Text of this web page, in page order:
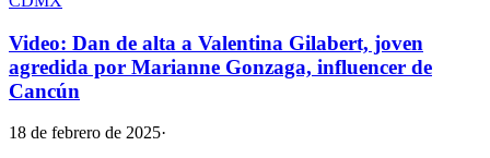
Video: Dan de alta a Valentina Gilabert, joven
agredida por Marianne Gonzaga, influencer de
Cancún
18 de febrero de 2025·